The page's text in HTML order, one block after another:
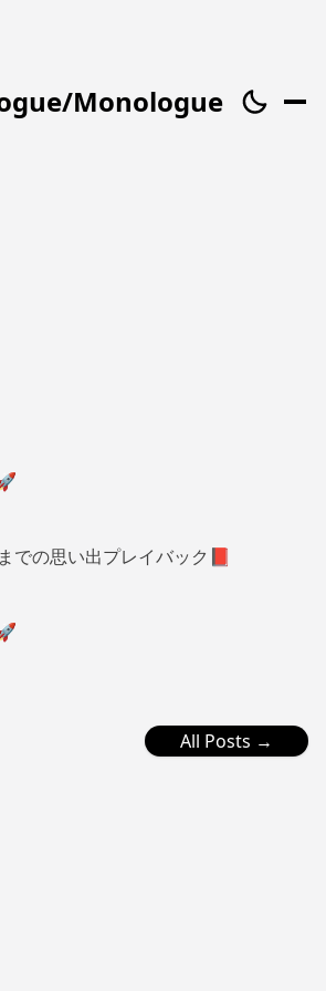
Monologue
での思い出プレイバック📕
All Posts →